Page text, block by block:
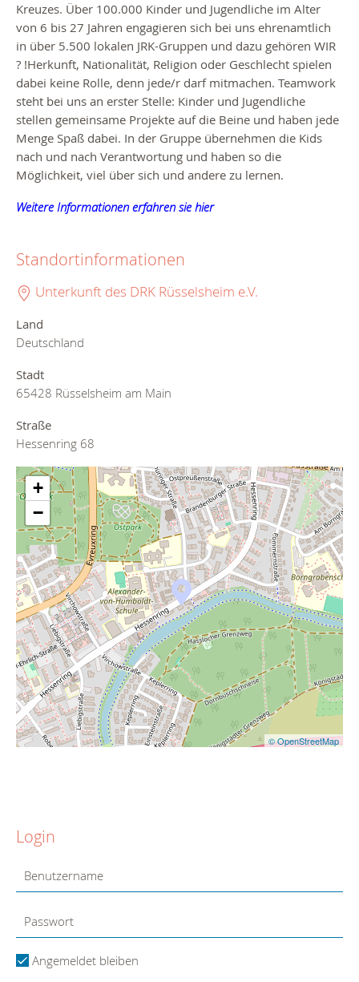
Login
Angemeldet bleiben
Kreuzes. Über 100.000 Kinder und Jugendliche im Alter
von 6 bis 27 Jahren engagieren sich bei uns ehrenamtlich
in über 5.500 lokalen JRK-Gruppen und dazu gehören WIR
? !Herkunft, Nationalität, Religion oder Geschlecht spielen
dabei keine Rolle, denn jede/r darf mitmachen. Teamwork
steht bei uns an erster Stelle: Kinder und Jugendliche
stellen gemeinsame Projekte auf die Beine und haben jede
Menge Spaß dabei. In der Gruppe übernehmen die Kids
nach und nach Verantwortung und haben so die
Möglichkeit, viel über sich und andere zu lernen.
Weitere Informationen erfahren sie hier
Standortinformationen
Unterkunft des DRK Rüsselsheim e.V.
Land
Deutschland
Stadt
65428 Rüsselsheim am Main
Straße
Hessenring 68
+
−
© OpenStreetMap